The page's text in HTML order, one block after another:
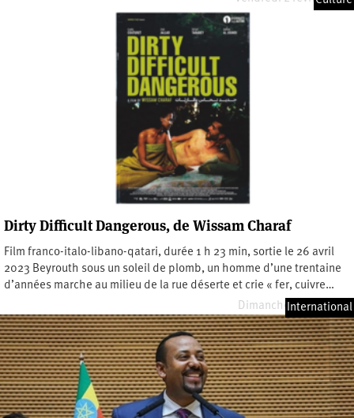
Dirty Difficult Dangerous, de Wissam Charaf
Film franco-italo-libano-qatari, durée 1 h 23 min, sortie le 26 avril
2023 Beyrouth sous un soleil de plomb, un homme d’une trentaine
d’années marche au milieu de la rue déserte et crie « fer, cuivre…
Dimanche 14 mai 2023
International